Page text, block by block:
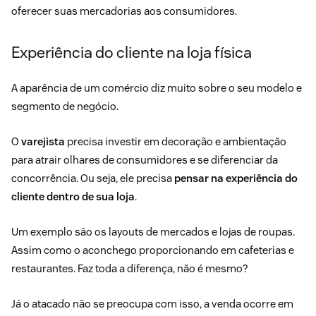
oferecer suas mercadorias aos consumidores.
Experiência do cliente na loja física
A aparência de um comércio diz muito sobre o seu modelo e
segmento de negócio.
O varejista precisa investir em decoração e ambientação
para atrair olhares de consumidores e se diferenciar da
concorrência. Ou seja, ele precisa pensar na experiência do
clientedentro de sua loja.
Um exemplo são os layouts de mercados e lojas de roupas.
Assim como o aconchego proporcionando em cafeterias e
restaurantes. Faz toda a diferença, não é mesmo?
Já o atacado não se preocupa com isso, a venda ocorre em